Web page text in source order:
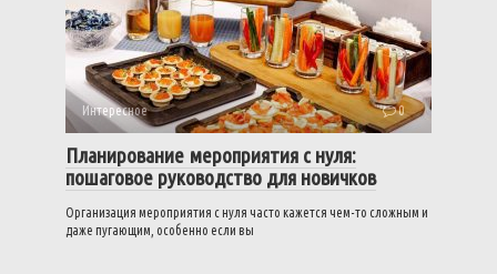
Интересное 0
Планирование мероприятия с нуля:
пошаговое руководство для новичков
Организация мероприятия с нуля часто кажется чем-то сложным и
даже пугающим, особенно если вы